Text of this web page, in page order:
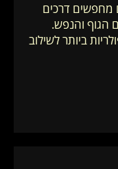
מחפשים דרכים
הגוף והנפש.
ביותר לשילוב